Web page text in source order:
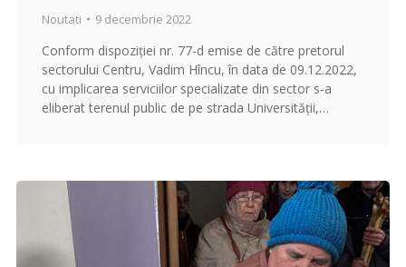
Noutati 9 decembrie 2022
Conform dispoziției nr. 77-d emise de către pretorul
sectorului Centru, Vadim Hîncu, în data de 09.12.2022,
cu implicarea serviciilor specializate din sector s-a
eliberat terenul public de pe strada Universității,…